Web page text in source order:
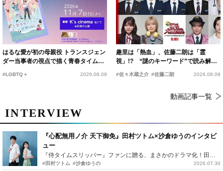
はるな愛が初の母親役 トランスジェン
ダー当事者の視点で描く青春タイムス
#LGBTQ＋ 2026.08.09
趣里は「熱血」、佐藤二朗は「霊
視」!? “謎のキーワード”で読み解く
『踊る大捜査線 N.E.W.』新メンバー
#佐々木蔵之介 #佐藤二朗 2026.08.09
動画記事一覧
INTERVIEW
『心配無用ノ介 天下御免』田村ツトム×沙倉ゆうのインタビ
ュー
#田村ツトム #沙倉ゆうの 2026.07.30